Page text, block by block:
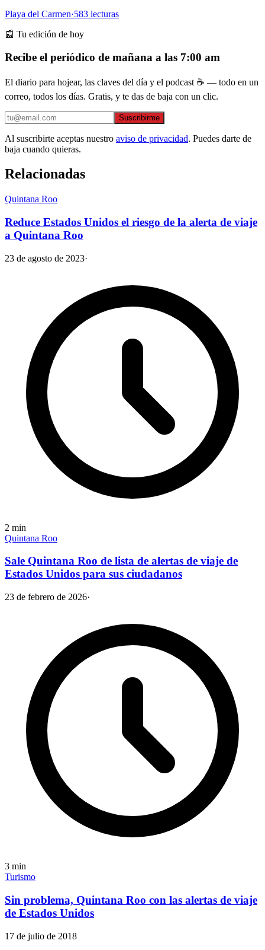
Playa del Carmen·583 lecturas
📰 Tu edición de hoy
Recibe el periódico de mañana a las 7:00 am
El diario para hojear, las claves del día y el podcast ☕ — todo en un
correo, todos los días. Gratis, y te das de baja con un clic.
Suscribirme
Al suscribirte aceptas nuestro aviso de privacidad. Puedes darte de
baja cuando quieras.
Relacionadas
Quintana Roo
Reduce Estados Unidos el riesgo de la alerta de viaje
a Quintana Roo
23 de agosto de 2023·
2 min
Quintana Roo
Sale Quintana Roo de lista de alertas de viaje de
Estados Unidos para sus ciudadanos
23 de febrero de 2026·
3 min
Turismo
Sin problema, Quintana Roo con las alertas de viaje
de Estados Unidos
17 de julio de 2018